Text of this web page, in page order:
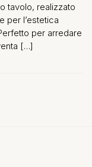
tavolo, realizzato
per l’estetica
per arredare
[…]